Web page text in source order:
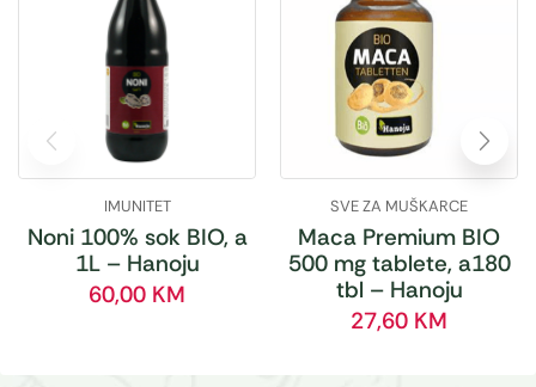
IMUNITET
Noni 100% sok BIO, a
1L – Hanoju
60,00 KM
SVE ZA MUŠKARCE
Maca Premium BIO
500 mg tablete, a180
tbl – Hanoju
27,60 KM